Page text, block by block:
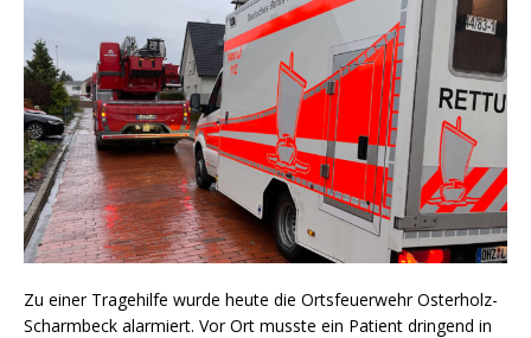
Zu einer Tragehilfe wurde heute die Ortsfeuerwehr Osterholz-
Scharmbeck alarmiert. Vor Ort musste ein Patient dringend in